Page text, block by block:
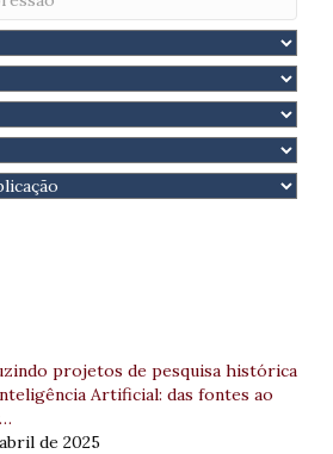
projetos de pesquisa histórica
Artificial: das fontes ao
de 2025